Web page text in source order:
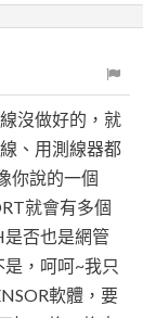
沒做好的，就
、用測線器都
你說的一個
就會有多個
否也是網管
，呵呵~我只
軟體，要